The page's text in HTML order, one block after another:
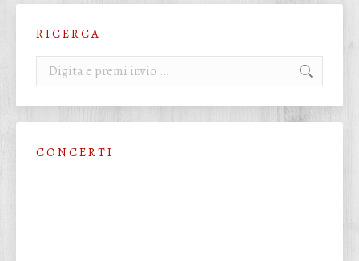
R I C E R C A
Cerca:
C O N C E R T I